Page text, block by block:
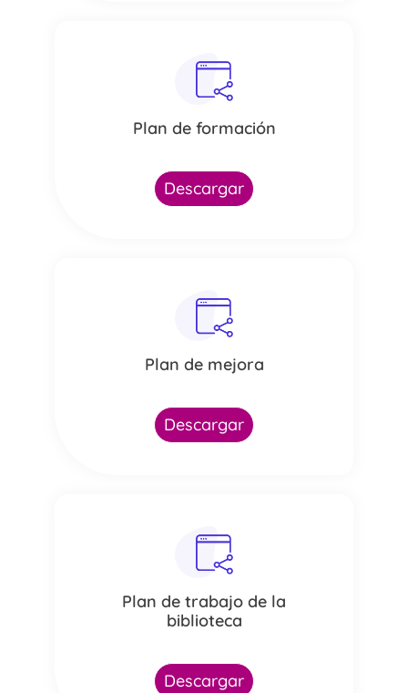
Plan de formación
Descargar
Plan de mejora
Descargar
Plan de trabajo de la
biblioteca
Descargar